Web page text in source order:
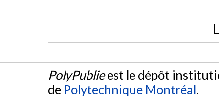
PolyPublieest le dépôt
de Polytechnique Montréal.